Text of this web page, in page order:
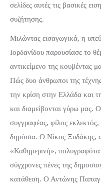
σελίδες αυτές τις βασικές
συζήτησης.
Μιλώντας εισαγωγικά, η
Ιορδανίδου παρουσίασε το
αντικείμενο της κουβέντας
Πώς δυο άνθρωποι της
την κρίση στην Ελλάδα και
και διαμείβονται γύρω
συγγραφέας, φίλος
δημόσια. Ο Νίκος Ξυδάκης,
«Καθημερινή»,
σύγχρονες πένες της
κατάθεση. Ο Αντώνης